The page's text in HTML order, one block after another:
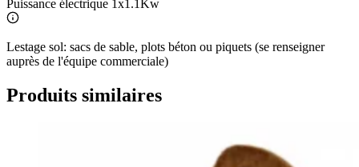
Puissance électrique 1x1.1Kw
Lestage sol: sacs de sable, plots béton ou piquets (se renseigner
auprès de l'équipe commerciale)
Produits similaires